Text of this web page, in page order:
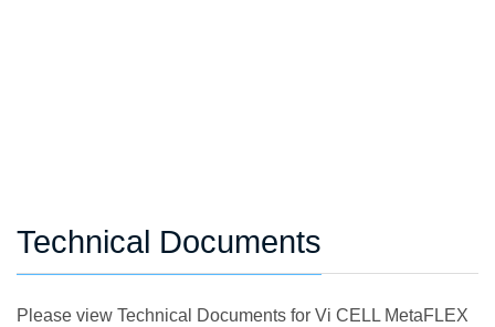
Technical Documents
Please view Technical Documents for Vi CELL MetaFLEX